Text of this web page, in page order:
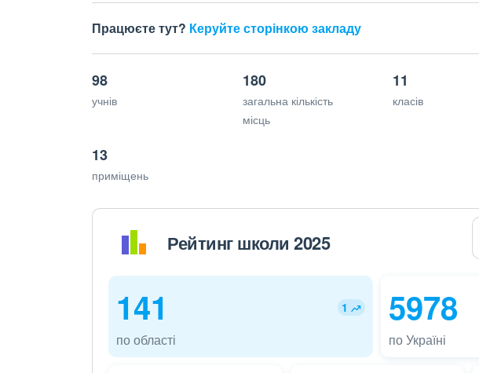
Працюєте тут? Керуйте сторінкою закладу
98
учнів
180
загальна кількість
місць
11
класів
13
приміщень
Рейтинг школи 2025
141 1
по області
5978
по Україні